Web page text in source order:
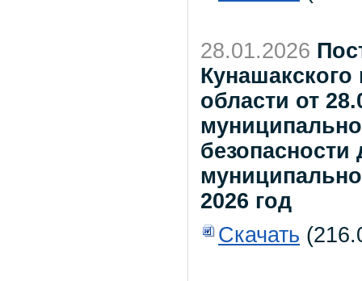
28.01.2026
области от
2026 год
Скачать